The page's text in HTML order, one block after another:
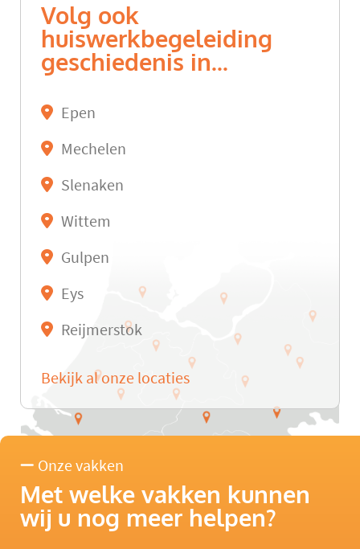
Volg ook
huiswerkbegeleiding
geschiedenis in...
Epen
Mechelen
Slenaken
Wittem
Gulpen
Eys
Reijmerstok
Bekijk al onze locaties
Onze vakken
Met welke vakken kunnen
wij u nog meer helpen?